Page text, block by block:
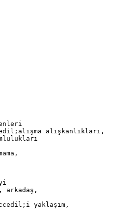
alışkanlıkları,
arkadaş,
yaklaşım,